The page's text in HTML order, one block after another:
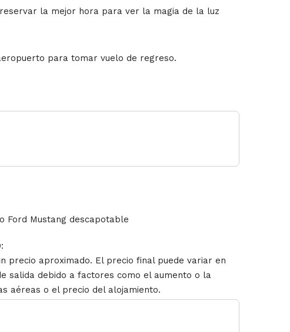
la mejor hora para ver la magia de la luz
para tomar vuelo de regreso.
Ford Mustang descapotable
precio aproximado. El precio final puede variar en
salida debido a factores como el aumento o la
aéreas o el precio del alojamiento.